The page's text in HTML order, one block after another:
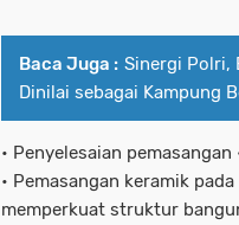
Baca Juga : Sinergi Polri,
Dinilai sebagai Kampung
• Penyelesaian pemasangan
• Pemasangan keramik
memperkuat struktur